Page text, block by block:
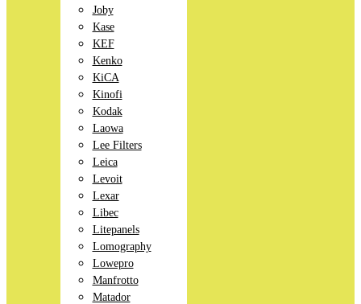
Joby
Kase
KEF
Kenko
KiCA
Kinofi
Kodak
Laowa
Lee Filters
Leica
Levoit
Lexar
Libec
Litepanels
Lomography
Lowepro
Manfrotto
Matador